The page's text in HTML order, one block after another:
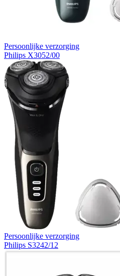
Persoonlijke verzorging
Philips X3052/00
Persoonlijke verzorging
Philips S3242/12